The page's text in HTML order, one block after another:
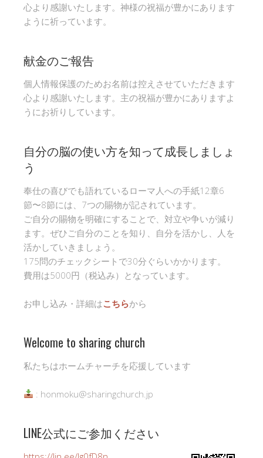
心より感謝いたします。神様の祝福が豊かにあります
ように祈っています。
献金のご報告
個人情報保護のためお名前は控えさせていただきます
心より感謝いたします。主の祝福が豊かにありますよ
うにお祈りしています。
自分の脳の使い方を知って成長しましょ
う
奉仕の喜びでも語れているローマ人への手紙12章6
節〜8節には、7つの賜物が記されています。
ご自分の賜物を明確にすることで、対立や争いが減り
ます。ぜひご自分のことを知り、自分を活かし、人を
活かしていきましょう。
175問のチェックシートで30分ぐらいかかります。
費用は5000円（税込み）となっています。
お申し込み・詳細はこちらから
Welcome to sharing church
私たちはホームチャーチを応援しています
: honmoku@sharingchurch.jp
LINE公式にご参加ください